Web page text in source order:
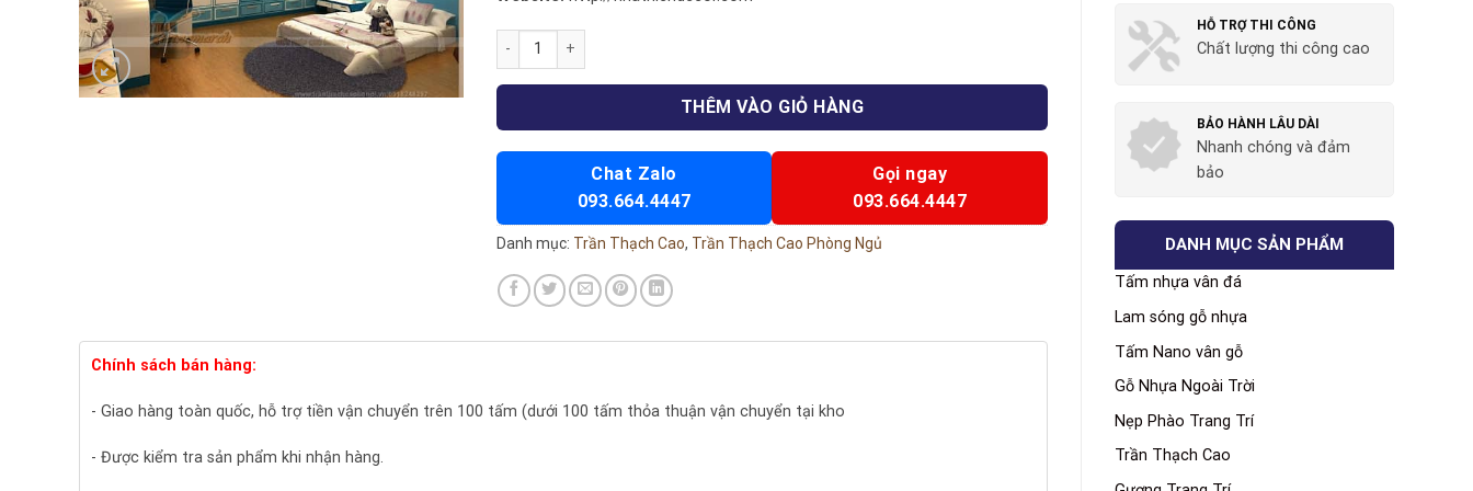
HỖ TRỢ THI CÔNG
Chất lượng thi công cao
BẢO HÀNH LÂU DÀI
Nhanh chóng và đảm
bảo
DANH MỤC SẢN PHẨM
Tấm nhựa vân đá
Lam sóng gỗ nhựa
Tấm Nano vân gỗ
Gỗ Nhựa Ngoài Trời
Nẹp Phào Trang Trí
Trần Thạch Cao
Trần thạch cao phòng ngủ 32 số lượng
THÊM VÀO GIỎ HÀNG
Chat Zalo
093.664.4447
Gọi ngay
093.664.4447
Danh mục: Trần Thạch Cao, Trần Thạch Cao Phòng Ngủ
Chính sách bán hàng:
- Giao hàng toàn quốc, hỗ trợ tiền vận chuyển trên 100 tấm (dưới 100 tấm thỏa thuận vận chuyển tại kho
- Được kiểm tra sản phẩm khi nhận hàng.